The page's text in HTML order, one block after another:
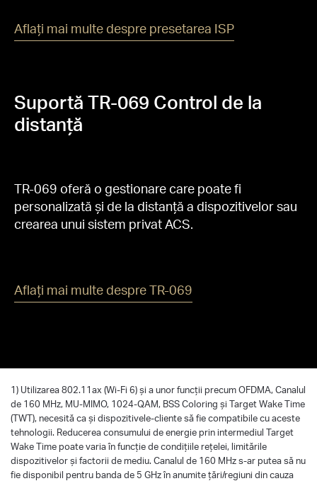
Aflați mai multe despre presetarea ISP
Suportă TR-069 Control de la
distanță
TR-069 oferă o gestionare care poate fi
personalizată și de la distanță a dispozitivelor sau
crearea unui sistem privat ACS.
Aflați mai multe despre TR-069
1) Utilizarea 802.11ax (Wi-Fi 6) și a unor funcții precum OFDMA, Canalul
de 160 MHz, MU-MIMO, 1024-QAM, BSS Coloring și Target Wake Time
(TWT), necesită ca și dispozitivele-cliente să fie compatibile cu aceste
tehnologii. Reducerea consumului de energie prin intermediul Target
Wake Time poate varia în funcție de condițiile rețelei, limitările
dispozitivelor și factorii de mediu. Canalul de 160 MHz s-ar putea să nu
fie disponibil pentru banda de 5 GHz în anumite țări/regiuni din cauza